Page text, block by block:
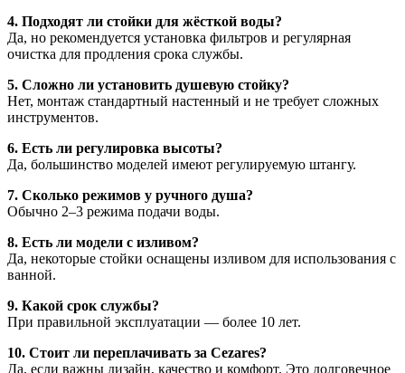
4. Подходят ли стойки для жёсткой воды?
Да, но рекомендуется установка фильтров и регулярная
очистка для продления срока службы.
5. Сложно ли установить душевую стойку?
Нет, монтаж стандартный настенный и не требует сложных
инструментов.
6. Есть ли регулировка высоты?
Да, большинство моделей имеют регулируемую штангу.
7. Сколько режимов у ручного душа?
Обычно 2–3 режима подачи воды.
8. Есть ли модели с изливом?
Да, некоторые стойки оснащены изливом для использования с
ванной.
9. Какой срок службы?
При правильной эксплуатации — более 10 лет.
10. Стоит ли переплачивать за Cezares?
Да, если важны дизайн, качество и комфорт. Это долговечное